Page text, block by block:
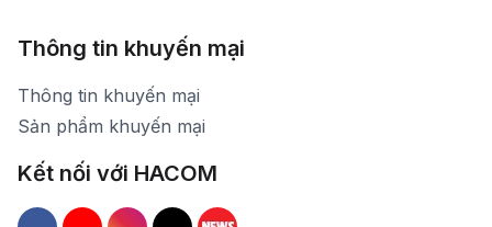
Thông tin khuyến mại
Thông tin khuyến mại
Sản phẩm khuyến mại
Kết nối với HACOM